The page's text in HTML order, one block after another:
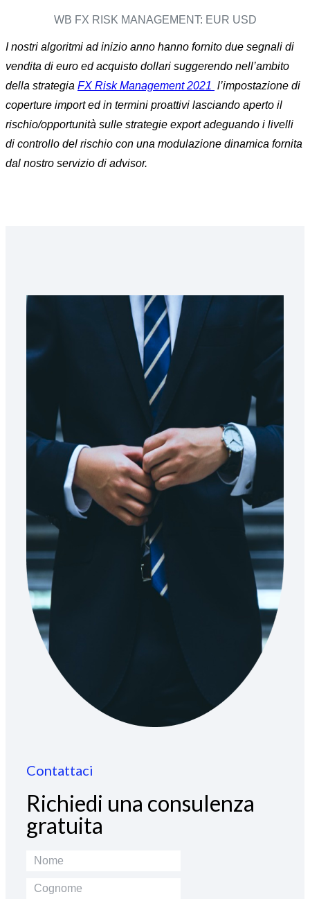
WB FX RISK MANAGEMENT: EUR USD
I nostri algoritmi ad inizio anno hanno fornito due segnali di
vendita di euro ed acquisto dollari suggerendo nell’ambito
della strategia FX Risk Management 2021 l’impostazione di
coperture import ed in termini proattivi lasciando aperto il
rischio/opportunità sulle strategie export adeguando i livelli
di controllo del rischio con una modulazione dinamica fornita
dal nostro servizio di advisor.
Contattaci
Richiedi una consulenza
gratuita